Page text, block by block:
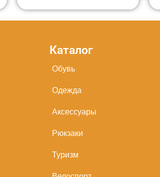
Каталог
Обувь
Одежда
Аксессуары
Рюкзаки
Туризм